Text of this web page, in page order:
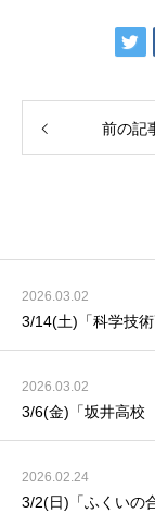
前の記
2026.03.02
3/14(土)「科学技
2026.03.02
3/6(金)「坂井高校
2026.02.24
3/2(日)「ふくいの